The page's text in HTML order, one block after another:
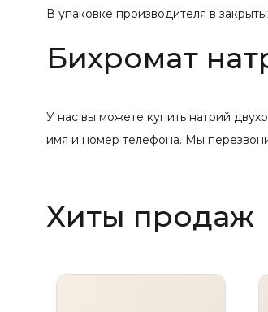
В упаковке производителя в
Бихромат
У нас вы можете купить натрий
имя и номер телефона. Мы
Хиты продаж